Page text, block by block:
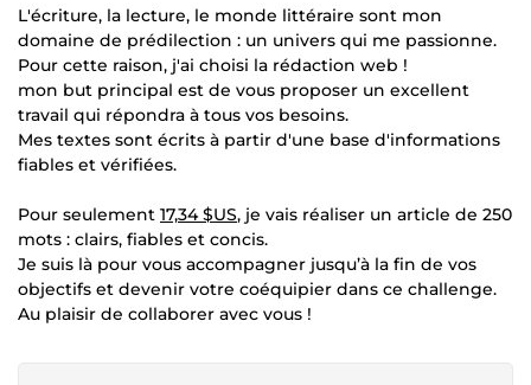
L'écriture, la lecture, le monde littéraire sont mon
domaine de prédilection : un univers qui me passionne.
Pour cette raison, j'ai choisi la rédaction web !
mon but principal est de vous proposer un excellent
travail qui répondra à tous vos besoins.
Mes textes sont écrits à partir d'une base d'informations
fiables et vérifiées.
Pour seulement 17,34 $US, je vais réaliser un article de 250
mots : clairs, fiables et concis.
Je suis là pour vous accompagner jusqu’à la fin de vos
objectifs et devenir votre coéquipier dans ce challenge.
Au plaisir de collaborer avec vous !